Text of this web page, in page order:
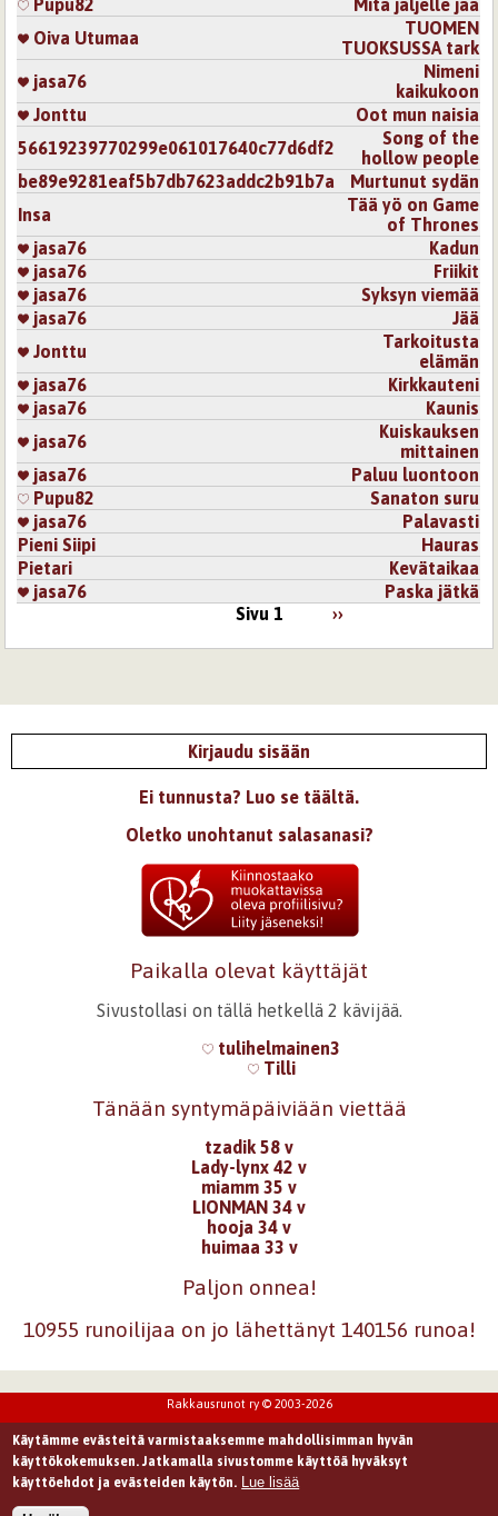
Oiva Utumaa
TUOMEN
TUOKSUSSA tark
jasa76
Nimeni
kaikukoon
Jonttu
Oot mun naisia
56619239770299e061017640c77d6df2
Song of the
hollow people
be89e9281eaf5b7db7623addc2b91b7a
Murtunut sydän
Insa
Tää yö on Game
of Thrones
jasa76
Kadun
jasa76
Friikit
jasa76
Syksyn viemää
jasa76
Jää
Jonttu
Tarkoitusta
elämän
jasa76
Kirkkauteni
jasa76
Kaunis
jasa76
Kuiskauksen
mittainen
jasa76
Paluu luontoon
Pupu82
Sanaton suru
jasa76
Palavasti
Pieni Siipi
Hauras
Pietari
Kevätaikaa
jasa76
Paska jätkä
Sivu 1
››
Kirjaudu sisään
Ei tunnusta? Luo se täältä.
Oletko unohtanut salasanasi?
Paikalla olevat käyttäjät
Sivustollasi on tällä hetkellä 2 kävijää.
tulihelmainen3
Tilli
Tänään syntymäpäiviään viettää
tzadik 58 v
Lady-lynx 42 v
miamm 35 v
LIONMAN 34 v
hooja 34 v
huimaa 33 v
Paljon onnea!
10955 runoilijaa on jo lähettänyt 140156 runoa!
Rakkausrunot ry © 2003-2026
Käytämme evästeitä varmistaaksemme mahdollisimman hyvän
käyttökokemuksen. Jatkamalla sivustomme käyttöä hyväksyt
käyttöehdot ja evästeiden käytön. Lue lisää